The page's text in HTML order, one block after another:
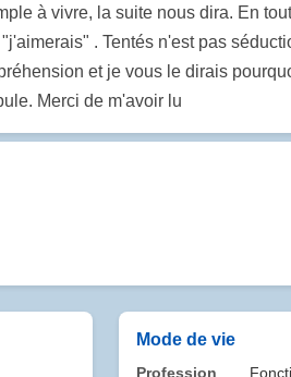
à vivre, la suite nous dira. En
. Tentés n'est pas
et je vous le dirais
Merci de m'avoir lu
Mode de vie
Profession